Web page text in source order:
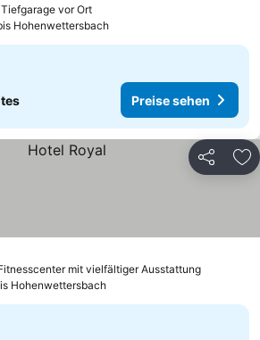
vor OrtPreise sehen
Hohenwettersbach
Preise sehen
Teilen
mit vielfältiger AusstattungPreise
Hohenwettersbach